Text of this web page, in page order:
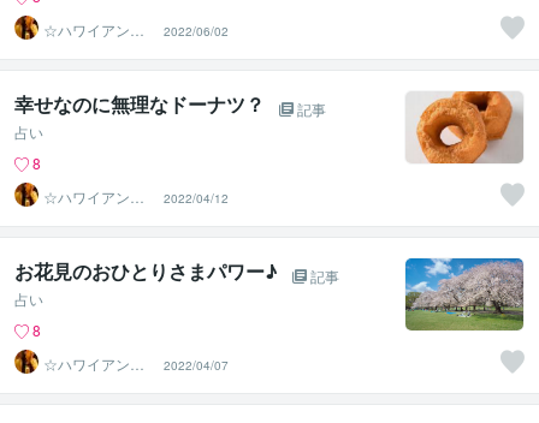
☆ハワイアンス
ピリチュル☆～
ハナイノウエ
2022/06/02
幸せなのに無理なドーナツ？
記事
占い
8
☆ハワイアンス
ピリチュル☆～
ハナイノウエ
2022/04/12
お花見のおひとりさまパワー♪
記事
占い
8
☆ハワイアンス
ピリチュル☆～
ハナイノウエ
2022/04/07